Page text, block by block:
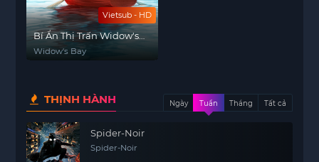
Vietsub - HD
Bí Ẩn Thị Trấn Widow's
Bay
Widow's Bay
THỊNH HÀNH Ngày Tuần Tháng Tất cả
Spider-Noir
Spider-Noir